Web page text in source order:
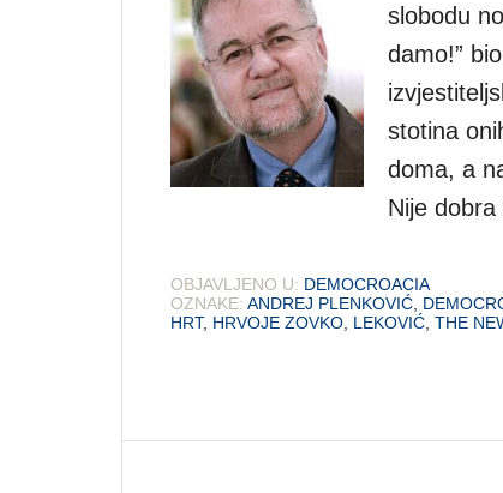
slobodu
damo!”
stotina
doma, a
Nije
OBJAVLJENO U: DEMOCROACIA
OZNAKE: ANDREJ PLENKOVIĆ
HRT, HRVOJE ZOVKO LEKOVIĆ THE